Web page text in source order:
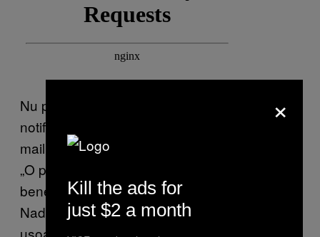
Nu poți să renunți de tot la telefon? Oprește
notificările pentru o perioadă sau închide
mailul.
„O pauză scurtă de la tehnologie poate fi
benefică pentru creier”, spune Morin.
Nadkarni adaugă că una dintre cele mai
ușoare modalități de a-ți păstra sănătatea
×
Kill the ads for
just $2 a month